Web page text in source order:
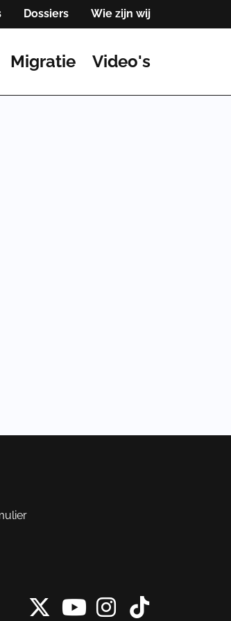
Dossiers Wie zijn wij
Migratie Video's
X vanInstagram
Tiktok